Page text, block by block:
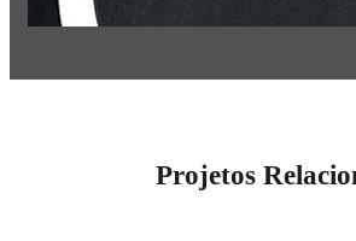
Projetos